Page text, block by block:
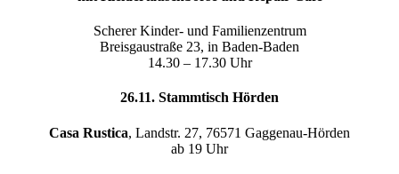
Scherer Kinder- und Familienzentrum
Breisgaustraße 23, in Baden-Baden
14.30 – 17.30 Uhr
26.11. Stammtisch Hörden
Casa Rustica, Landstr. 27, 76571 Gaggenau-Hörden
ab 19 Uhr